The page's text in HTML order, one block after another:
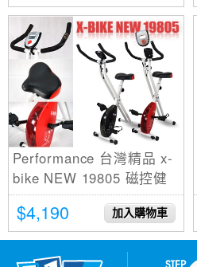
Performance 台灣精品 x-
bike NEW 19805 磁控健
身車 27公分大座墊 超有型
$4,190 加入購物車